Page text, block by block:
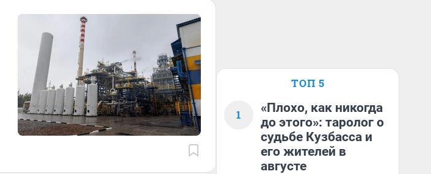
ТОП 5
1
«Плохо, как никогда
до этого»: таролог о
судьбе Кузбасса и
его жителей в
августе